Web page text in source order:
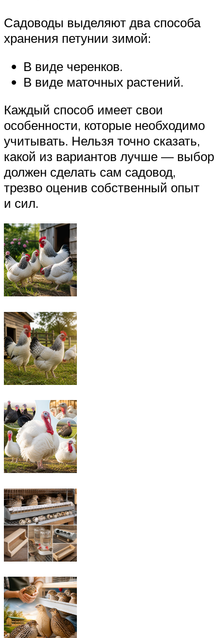
Садоводы выделяют два способа
хранения петунии зимой:
В виде черенков.
В виде маточных растений.
Каждый способ имеет свои
особенности, которые необходимо
учитывать. Нельзя точно сказать,
какой из вариантов лучше — выбор
должен сделать сам садовод,
трезво оценив собственный опыт
и сил.